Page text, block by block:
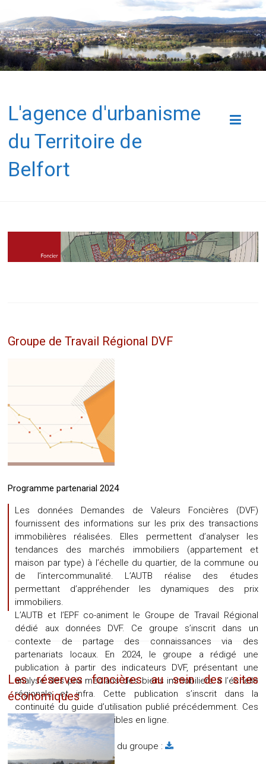
L'agence d'urbanisme
du Territoire de
Belfort
Groupe de Travail Régional DVF
Programme partenarial 2024
Les données Demandes de Valeurs Foncières (DVF)
fournissent des informations sur les prix des transactions
immobilières réalisées. Elles permettent d’analyser les
tendances des marchés immobiliers (appartement et
maison par type) à l’échelle du quartier, de la commune ou
de l’intercommunalité. L’AUTB réalise des études
permettant d’appréhender les dynamiques des prix
immobiliers.
L’AUTB et l’EPF co-animent le Groupe de Travail Régional
dédié aux données DVF. Ce groupe s’inscrit dans un
contexte de partage des connaissances via des
partenariats locaux. En 2024, le groupe a rédigé une
publication à partir des indicateurs DVF, présentant une
analyse des prix médians des biens immobiliers à l’échelle
régionale et infra. Cette publication s’inscrit dans la
continuité du guide d’utilisation publié précédemment. Ces
ressources sont accessibles en ligne.
Référente :Caroline Petit
Accéder aux ressources du groupe :
Les réserves foncières au sein des sites
économiques